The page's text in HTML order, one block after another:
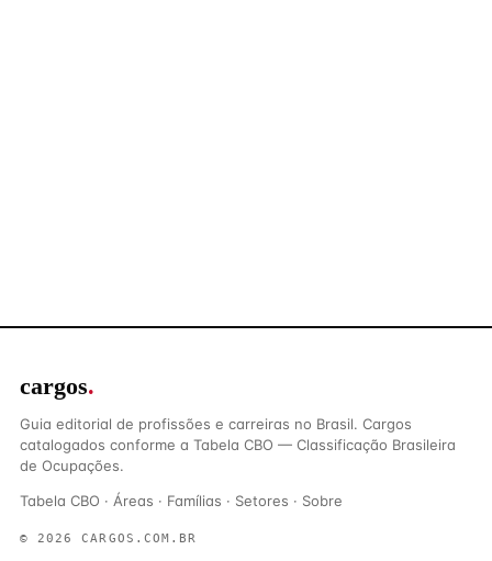
cargos.
Guia editorial de profissões e carreiras no Brasil. Cargos
catalogados conforme a Tabela CBO — Classificação Brasileira
de Ocupações.
Tabela CBO · Áreas · Famílias · Setores · Sobre
© 2026 CARGOS.COM.BR